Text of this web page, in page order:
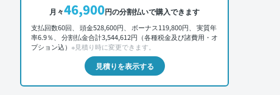
月々46,900円の分割払いで購入できます
支払回数60回、 頭金528,600円、 ボーナス119,800円、 実質年
率6.9％、 分割払金合計3,544,612円（各種税金及び諸費用・オ
プション込） ※見積り時に変更できます。
見積りを表示する